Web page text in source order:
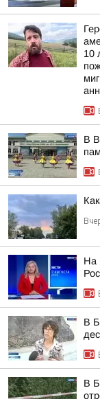
10
В
На
В
В